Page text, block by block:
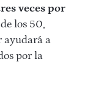
veces por
los 50,
ayudará a
por la